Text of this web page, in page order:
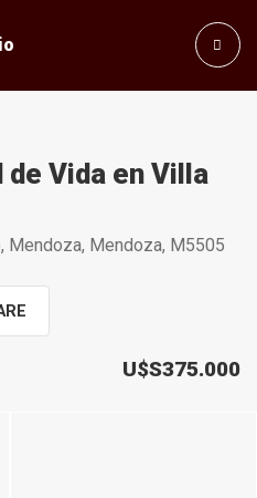
Vida en Villa
Mendoza, Mendoza, M5505
U$S375.000